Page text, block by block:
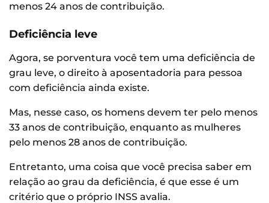
menos 24 anos de contribuição.
Deficiência leve
Agora, se porventura você tem uma deficiência de
grau leve, o direito à aposentadoria para pessoa
com deficiência ainda existe.
Mas, nesse caso, os homens devem ter pelo menos
33 anos de contribuição, enquanto as mulheres
pelo menos 28 anos de contribuição.
Entretanto, uma coisa que você precisa saber em
relação ao grau da deficiência, é que esse é um
critério que o próprio INSS avalia.